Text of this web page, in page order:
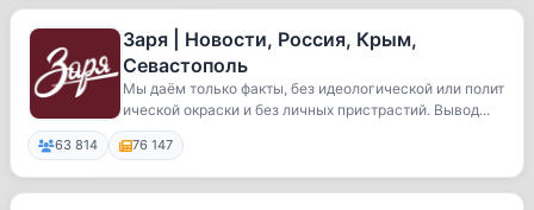
Заря | Новости, Россия, Крым,
Севастополь
Мы даём только факты, без идеологической или полит
ической окраски и без личных пристрастий. Вывод...
63 814 76 147